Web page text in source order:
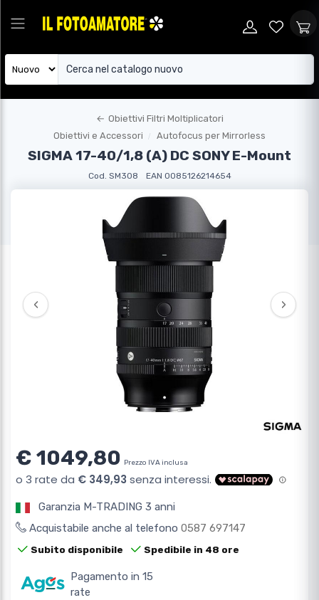
← Obiettivi Filtri Moltiplicatori
Obiettivi e Accessori
Autofocus per Mirrorless
SIGMA 17-40/1,8 (A) DC SONY E-Mount
Cod. SM308 EAN 0085126214654
‹ ›
€ 1049,80 Prezzo IVA inclusa
Garanzia M-TRADING 3 anni
Acquistabile anche al telefono 0587 697147
Subito disponibile Spedibile in 48 ore
Pagamento in 15
rate